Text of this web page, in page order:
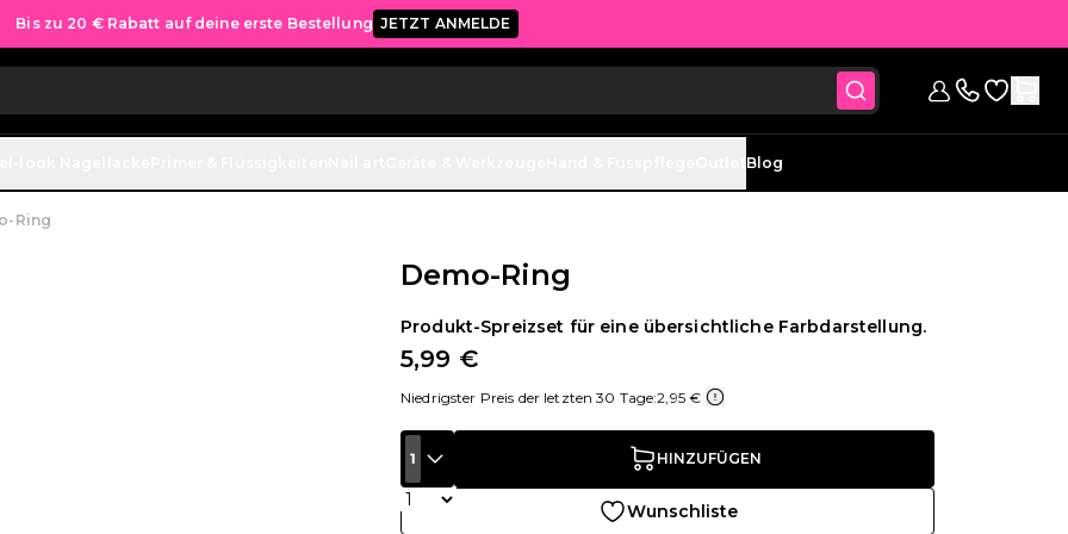
Bis zu 20 € Rabatt auf deine erste Bestellung JETZT ANMELDE
Zur
Blog
Ring
Demo-Ring
Produkt-Spreizset für eine übersichtliche Farbdarstellung.
5,99 €
Niedrigster Preis der letzten 30 Tage:2,95 €
1
Menge
HINZUFÜGEN
Wunschliste